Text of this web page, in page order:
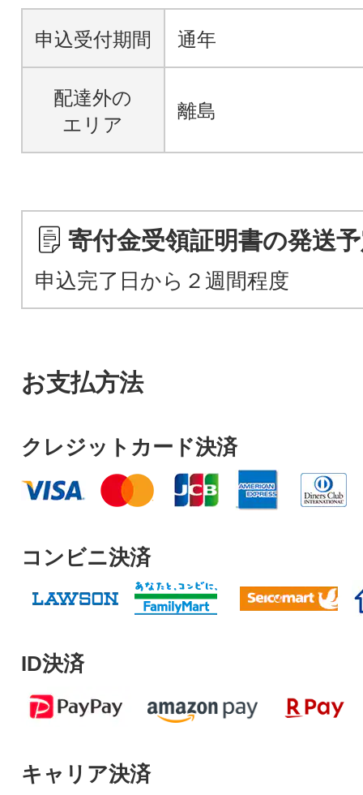
申込受付期間 通年
配達外の
エリア
離島
寄付金受領証明書の発送
申込完了日から２週間程度
お支払方法
クレジットカード決済
コンビニ決済
ID決済
キャリア決済